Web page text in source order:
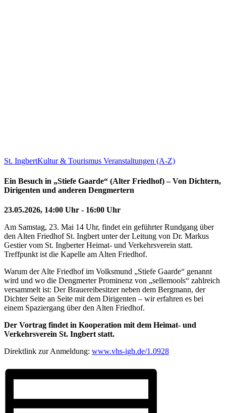
St. IngbertKultur & Tourismus Veranstaltungen (A-Z)
Ein Besuch in „Stiefe Gaarde“ (Alter Friedhof) – Von Dichtern,
Dirigenten und anderen Dengmertern
23.05.2026, 14:00 Uhr - 16:00 Uhr
Am Samstag, 23. Mai 14 Uhr, findet ein geführter Rundgang über
den Alten Friedhof St. Ingbert unter der Leitung von Dr. Markus
Gestier vom St. Ingberter Heimat- und Verkehrsverein statt.
Treffpunkt ist die Kapelle am Alten Friedhof.
Warum der Alte Friedhof im Volksmund „Stiefe Gaarde“ genannt
wird und wo die Dengmerter Prominenz von „sellemools“ zahlreich
versammelt ist: Der Brauereibesitzer neben dem Bergmann, der
Dichter Seite an Seite mit dem Dirigenten – wir erfahren es bei
einem Spaziergang über den Alten Friedhof.
Der Vortrag findet in Kooperation mit dem Heimat- und
Verkehrsverein St. Ingbert statt.
Direktlink zur Anmeldung: www.vhs-igb.de/1.0928